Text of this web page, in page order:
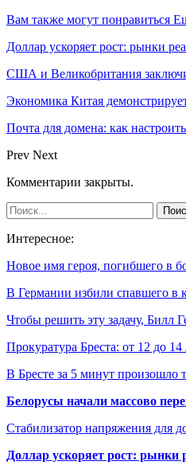
Вам также могут понравиться
Доллар ускоряет рост: рынки
США и Великобритания
Экономика Китая
Почта для домена: как
Prev Next
Комментарии закрыты.
Интересное:
Новое имя героя, погибшего в
В Германии избили спавшего в
Чтобы решить эту задачу, Билл
Прокуратура Бреста: от 12 до
В Бресте за 5 минут произошло
Белорусы начали массово
Стабилизатор напряжения для
Доллар ускоряет рост: рынки